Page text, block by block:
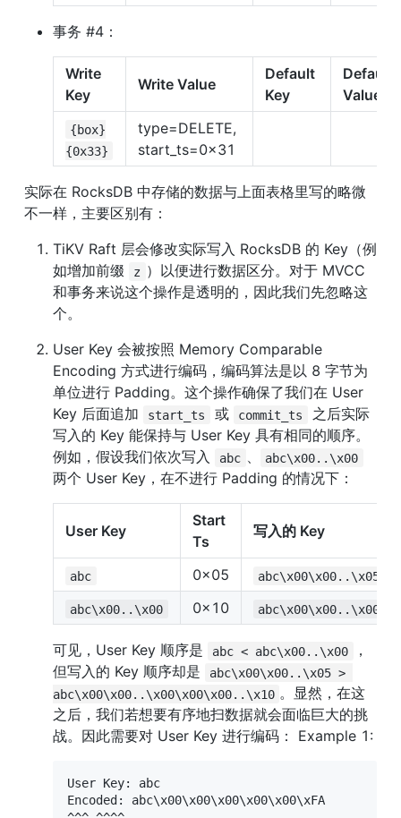
事务 #4：
Write
Key
Write Value
Default
Key
Default
Value
{box}
{0x33}
type=DELETE,
start_ts=0x31
实际在 RocksDB 中存储的数据与上面表格里写的略微
不一样，主要区别有：
TiKV Raft 层会修改实际写入 RocksDB 的 Key（例
如增加前缀
z ）以便进行数据区分。对于 MVCC
和事务来说这个操作是透明的，因此我们先忽略这
个。
User Key 会被按照 Memory Comparable
Encoding 方式进行编码，编码算法是以 8 字节为
单位进行 Padding。这个操作确保了我们在 User
Key 后面追加
start_ts 或 commit_ts
之后实际
写入的 Key 能保持与 User Key 具有相同的顺序。
例如，假设我们依次写入
abc 、 abc\x00..\x00
两个 User Key，在不进行 Padding 的情况下：
User Key
Start
Ts
写入的 Key
abc 0x05 abc\x00\x00..\x05
abc\x00..\x00 0x10
可见，User Key 顺序是 abc < abc\x00..\x00
，
但写入的 Key 顺序却是
abc\x00\x00..\x05 >
abc\x00\x00..\x00\x00\x00..\x10 。显然，在这
之后，我们若想要有序地扫数据就会面临巨大的挑
战。因此需要对 User Key 进行编码： Example 1:
User Key: abc
Encoded: abc\x00\x00\x00\x00\x00\xFA